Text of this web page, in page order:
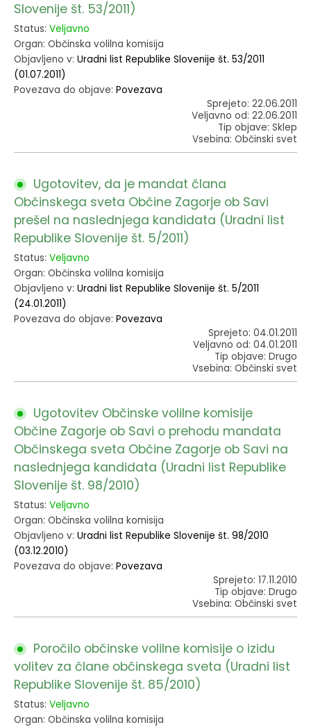
Slovenije št. 53/2011)
Status: Veljavno
Organ: Občinska volilna komisija
Objavljeno v: Uradni list Republike Slovenije št. 53/2011
(01.07.2011)
Povezava do objave: Povezava
Sprejeto: 22.06.2011
Veljavno od: 22.06.2011
Tip objave: Sklep
Vsebina: Občinski svet
Ugotovitev, da je mandat člana
Občinskega sveta Občine Zagorje ob Savi
prešel na naslednjega kandidata (Uradni list
Republike Slovenije št. 5/2011)
Status: Veljavno
Organ: Občinska volilna komisija
Objavljeno v: Uradni list Republike Slovenije št. 5/2011
(24.01.2011)
Povezava do objave: Povezava
Sprejeto: 04.01.2011
Veljavno od: 04.01.2011
Tip objave: Drugo
Vsebina: Občinski svet
Ugotovitev Občinske volilne komisije
Občine Zagorje ob Savi o prehodu mandata
Občinskega sveta Občine Zagorje ob Savi na
naslednjega kandidata (Uradni list Republike
Slovenije št. 98/2010)
Status: Veljavno
Organ: Občinska volilna komisija
Objavljeno v: Uradni list Republike Slovenije št. 98/2010
(03.12.2010)
Povezava do objave: Povezava
Sprejeto: 17.11.2010
Tip objave: Drugo
Vsebina: Občinski svet
Poročilo občinske volilne komisije o izidu
volitev za člane občinskega sveta (Uradni list
Republike Slovenije št. 85/2010)
Status: Veljavno
Organ: Občinska volilna komisija